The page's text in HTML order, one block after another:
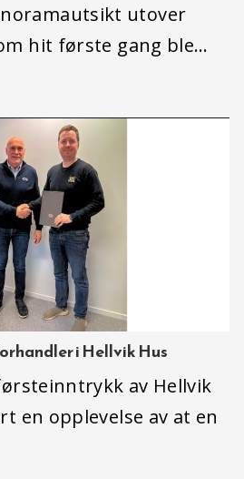
utover
hit første gang ble…
i Hellvik Hus
av Hellvik
en opplevelse av at en